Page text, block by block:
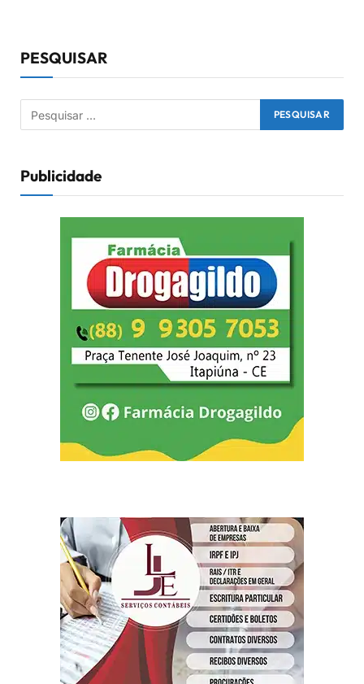
PESQUISAR
Publicidade